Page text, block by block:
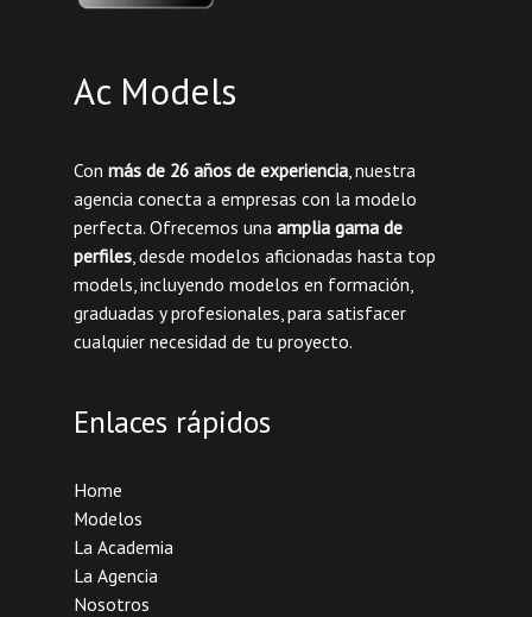
Ac Models
Con más de 26 años de experiencia, nuestra
agencia conecta a empresas con la modelo
perfecta. Ofrecemos una amplia gama de
perfiles, desde modelos aficionadas hasta top
models, incluyendo modelos en formación,
graduadas y profesionales, para satisfacer
cualquier necesidad de tu proyecto.
Enlaces rápidos
Home
Modelos
La Academia
La Agencia
Nosotros